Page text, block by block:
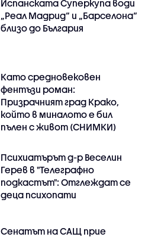
Испанската Суперкупа води
„Реал Мадрид“ и „Барселона“
близо до България
Като средновековен
фентъзи роман:
Призрачният град Крако,
който в миналото е бил
пълен с живот (СНИМКИ)
Психиатърът д-р Веселин
Герев в "Телеграфно
подкастът": Отглеждат се
деца психопати
Сенатът на САЩ прие